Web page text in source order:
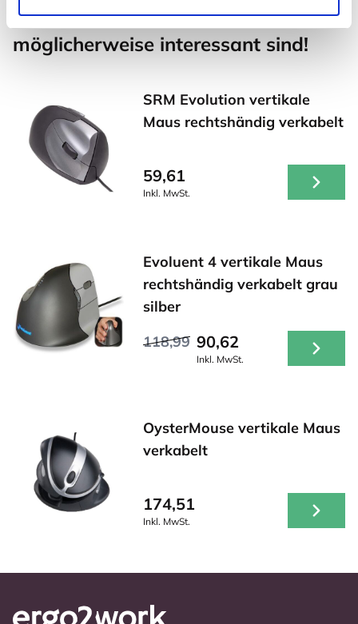
Andere Produkte, die für Sie
möglicherweise interessant sind!
SRM Evolution vertikale
Maus rechtshändig verkabelt
59,61
Inkl. MwSt.
Evoluent 4 vertikale Maus
rechtshändig verkabelt grau
silber
118,99 90,62
Inkl. MwSt.
OysterMouse vertikale Maus
verkabelt
174,51
Inkl. MwSt.